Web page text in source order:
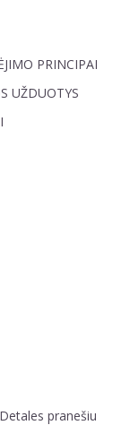
PRINCIPAI
UŽDUOTYS
pranešiu